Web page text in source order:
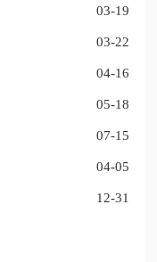
03-19
03-22
04-16
05-18
07-15
04-05
12-31